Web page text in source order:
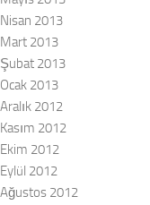
Nisan 2013
Mart 2013
Şubat 2013
Ocak 2013
Aralık 2012
Kasım 2012
Ekim 2012
Eylül 2012
Ağustos 2012